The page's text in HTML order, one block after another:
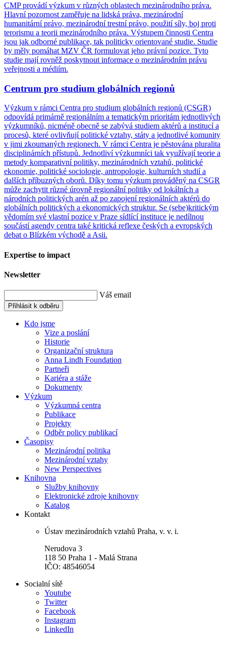
CMP provádí výzkum v různých oblastech mezinárodního práva.
Hlavní pozornost zaměřuje na lidská práva, mezinárodní
humanitární právo, mezinárodní trestní právo, použití síly, boj proti
terorismu a teorii mezinárodního práva. Výstupem činnosti Centra
jsou jak odborné publikace, tak politicky orientované studie. Studie
by měly pomáhat MZV ČR formulovat jeho právní pozice. Tyto
studie mají rovněž poskytnout informace o mezinárodním právu
veřejnosti a médiím.
Centrum pro studium globálních regionů
Výzkum v rámci Centra pro studium globálních regionů (CSGR)
odpovídá primárně regionálním a tematickým prioritám jednotlivých
výzkumníků, nicméně obecně se zabývá studiem aktérů a institucí a
procesů, které ovlivňují politické vztahy, státy a jednotlivé komunity
v jimi zkoumaných regionech. V rámci Centra je pěstována pluralita
disciplinárních přístupů. Jednotliví výzkumníci tak využívají teorie a
metody komparativní politiky, mezinárodních vztahů, politické
ekonomie, politické sociologie, antropologie, kulturních studií a
dalších příbuzných oborů. Díky tomu výzkum prováděný na CSGR
může zachytit různé úrovně regionální politiky od lokálních a
národních politických arén až po zapojení regionálních aktérů do
globálních politických a ekonomických struktur. Se (sebe)kritickým
vědomím své vlastní pozice v Praze sídlící instituce je nedílnou
součástí agendy centra také kritická reflexe českých a evropských
debat o Blízkém východě a Asii.
Expertise to impact
Newsletter
Váš email
Přihlásit k odběru
Kdo jsme
Vize a poslání
Historie
Organizační struktura
Anna Lindh Foundation
Partneři
Kariéra a stáže
Dokumenty
Výzkum
Výzkumná centra
Publikace
Projekty
Odběr policy publikací
Časopisy
Mezinárodní politika
Mezinárodní vztahy
New Perspectives
Knihovna
Služby knihovny
Elektronické zdroje knihovny
Katalog
Kontakt
Ústav mezinárodních vztahů Praha, v. v. i.
Nerudova 3
118 50 Praha 1 - Malá Strana
IČO: 48546054
Socialní sítě
Youtube
Twitter
Facebook
Instagram
LinkedIn